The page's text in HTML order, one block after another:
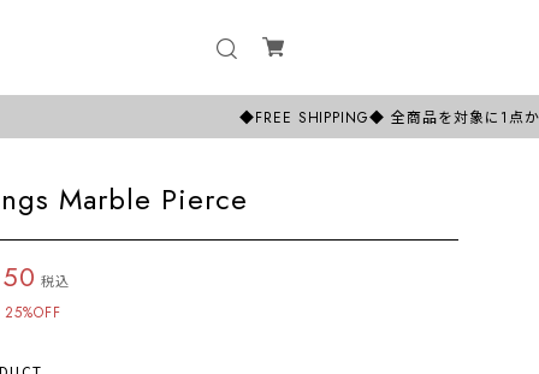
◆FREE SHIPPING◆ 全商品を対象に1点からでも日本
Marble Pierce
税込
25%OFF